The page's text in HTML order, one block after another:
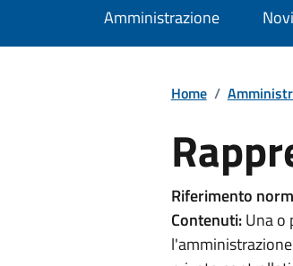
Amministrazione
Home /
Riferimento
Contenuti:Una o